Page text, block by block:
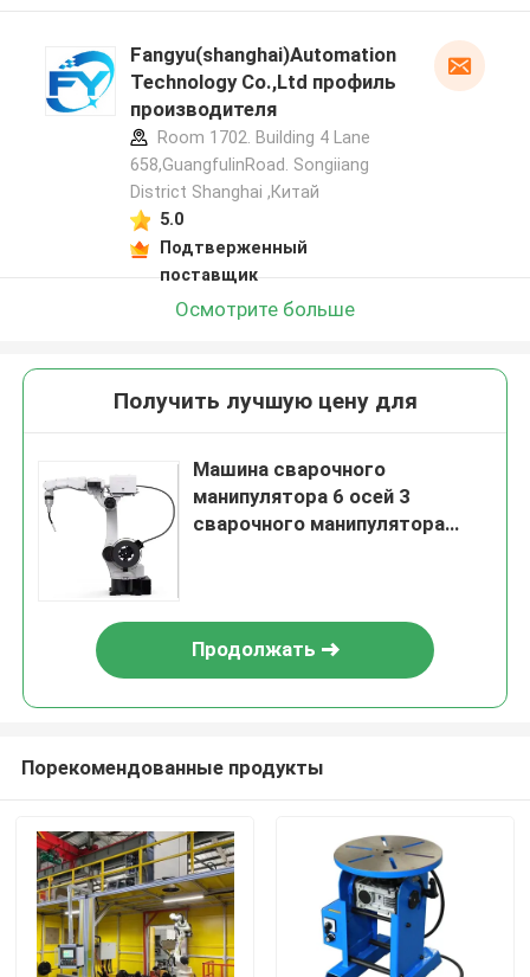
Fangyu(shanghai)Automation
Technology Co.,Ltd профиль
производителя
Room 1702. Building 4 Lane
658,GuangfulinRoad. Songiiang
District Shanghai ,Китай
5.0
Подтверженный
поставщик
Осмотрите больше
Получить лучшую цену для
Машина сварочного
манипулятора 6 осей 3
сварочного манипулятора
Продолжать
Порекомендованные продукты